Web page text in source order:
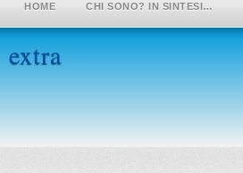
HOME CHI SONO? IN SINTESI…
extra